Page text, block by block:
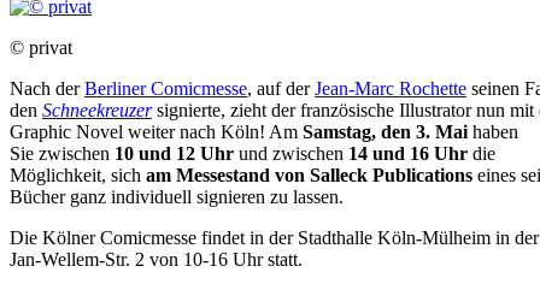
© privat
Nach derBerliner Comicmesse, auf derJean-Marc Rochette seinen
den Schneekreuzersignierte, zieht der französische Illustrator nun mit
Graphic Novel weiter nach Köln! Am Samstag, den 3. Mai haben
Sie zwischen 10 und 12 Uhr und zwischen 14 und 16 Uhr die
Möglichkeit, sich am Messestand von Salleck Publications eines
Bücher ganz individuell signieren zu lassen.
Die Kölner Comicmesse findet in der Stadthalle Köln-Mülheim in der
Jan-Wellem-Str. 2 von 10-16 Uhr statt.